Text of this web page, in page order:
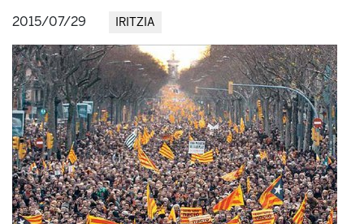
2015/07/29 IRITZIA